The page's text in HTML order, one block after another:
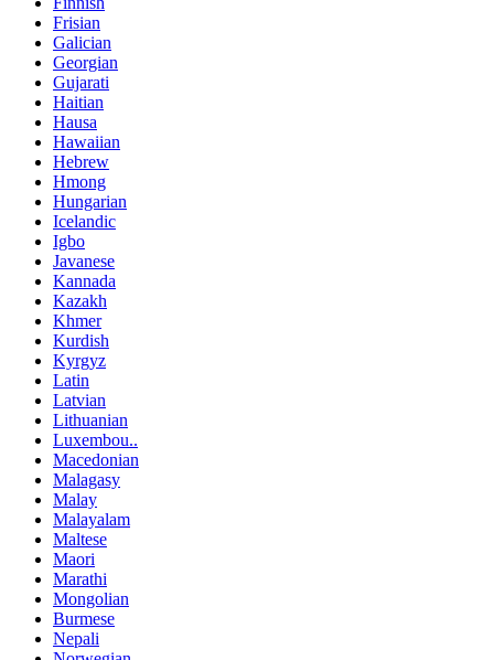
Frisian
Galician
Georgian
Gujarati
Haitian
Hausa
Hawaiian
Hebrew
Hmong
Hungarian
Icelandic
Igbo
Javanese
Kannada
Kazakh
Khmer
Kurdish
Kyrgyz
Latin
Latvian
Lithuanian
Luxembou..
Macedonian
Malagasy
Malay
Malayalam
Maltese
Maori
Marathi
Mongolian
Burmese
Nepali